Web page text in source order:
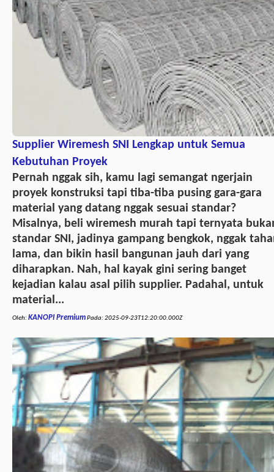
Supplier Wiremesh SNI Lengkap untuk Semua
Kebutuhan Proyek
Pernah nggak sih, kamu lagi semangat ngerjain
proyek konstruksi tapi tiba-tiba pusing gara-gara
material yang datang nggak sesuai standar?
Misalnya, beli wiremesh murah tapi ternyata
standar SNI, jadinya gampang bengkok, nggak
lama, dan bikin hasil bangunan jauh dari yang
diharapkan. Nah, hal kayak gini sering banget
kejadian kalau asal pilih supplier. Padahal, untuk
material...
Oleh:KANOPI PremiumPada:2025-09-23T12:20:00.000Z